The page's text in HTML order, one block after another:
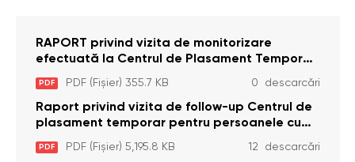
RAPORT privind vizita de monitorizare
efectuată la Centrul de Plasament Temporar
pentru Persoane cu Dizabilități (Adulte) din s.
Brînzeni, r. Edineț, din data de 25 mai 2026
PDF PDF (Fișier) 355.7 KB 0 descarcări
Raport privind vizita de follow-up Centrul de
plasament temporar pentru persoanele cu
dizabilități (adulte) Bădiceni, Soroca (11 iunie
2026)
PDF PDF (Fișier) 5,195.8 KB 12 descarcări